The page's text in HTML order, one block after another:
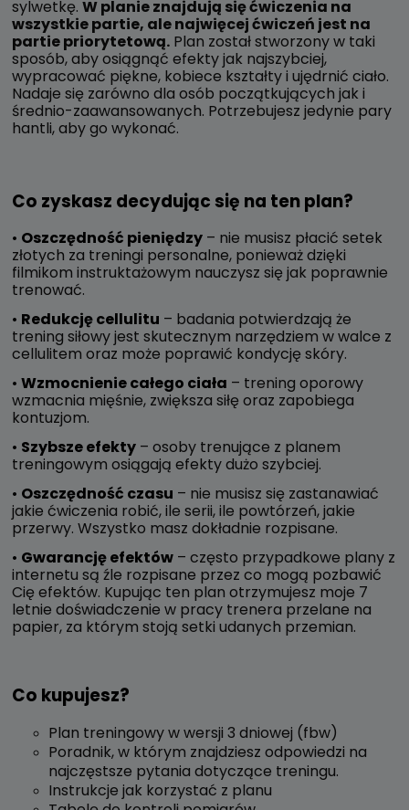
sylwetkę. W planie znajdują się ćwiczenia na
wszystkie partie, ale najwięcej ćwiczeń jest na
partie priorytetową. Plan został stworzony w taki
sposób, aby osiągnąć efekty jak najszybciej,
wypracować piękne, kobiece kształty i ujędrnić ciało.
Nadaje się zarówno dla osób początkujących jak i
średnio-zaawansowanych. Potrzebujesz jedynie pary
hantli, aby go wykonać.
Co zyskasz decydując się na ten plan?
• Oszczędność pieniędzy – nie musisz płacić setek
złotych za treningi personalne, ponieważ dzięki
filmikom instruktażowym nauczysz się jak poprawnie
trenować.
• Redukcję cellulitu – badania potwierdzają że
trening siłowy jest skutecznym narzędziem w walce z
cellulitem oraz może poprawić kondycję skóry.
• Wzmocnienie całego ciała – trening oporowy
wzmacnia mięśnie, zwiększa siłę oraz zapobiega
kontuzjom.
• Szybsze efekty – osoby trenujące z planem
treningowym osiągają efekty dużo szybciej.
• Oszczędność czasu – nie musisz się zastanawiać
jakie ćwiczenia robić, ile serii, ile powtórzeń, jakie
przerwy. Wszystko masz dokładnie rozpisane.
• Gwarancję efektów – często przypadkowe plany z
internetu są źle rozpisane przez co mogą pozbawić
Cię efektów. Kupując ten plan otrzymujesz moje 7
letnie doświadczenie w pracy trenera przelane na
papier, za którym stoją setki udanych przemian.
Co kupujesz?
Plan treningowy w wersji 3 dniowej (fbw)
Poradnik, w którym znajdziesz odpowiedzi na
najczęstsze pytania dotyczące treningu.
Instrukcje jak korzystać z planu